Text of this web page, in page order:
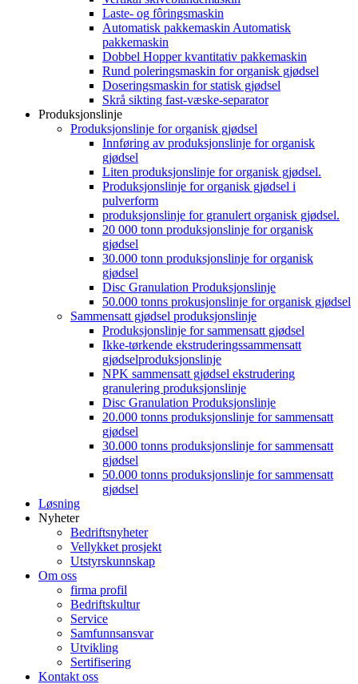
Laste- og fôringsmaskin
Automatisk pakkemaskin Automatisk
pakkemaskin
Dobbel Hopper kvantitativ pakkemaskin
Rund poleringsmaskin for organisk gjødsel
Doseringsmaskin for statisk gjødsel
Skrå sikting fast-væske-separator
Produksjonslinje
Produksjonslinje for organisk gjødsel
Innføring av produksjonslinje for organisk
gjødsel
Liten produksjonslinje for organisk gjødsel.
Produksjonslinje for organisk gjødsel i
pulverform
produksjonslinje for granulert organisk gjødsel.
20 000 tonn produksjonslinje for organisk
gjødsel
30.000 tonn produksjonslinje for organisk
gjødsel
Disc Granulation Produksjonslinje
50.000 tonns prokusjonslinje for organisk gjødsel
Sammensatt gjødsel produksjonslinje
Produksjonslinje for sammensatt gjødsel
Ikke-tørkende ekstruderingssammensatt
gjødselproduksjonslinje
NPK sammensatt gjødsel ekstrudering
granulering produksjonslinje
Disc Granulation Produksjonslinje
20.000 tonns produksjonslinje for sammensatt
gjødsel
30.000 tonns produksjonslinje for sammensatt
gjødsel
50.000 tonns produksjonslinje for sammensatt
gjødsel
Løsning
Nyheter
Bedriftsnyheter
Vellykket prosjekt
Utstyrskunnskap
Om oss
firma profil
Bedriftskultur
Service
Samfunnsansvar
Utvikling
Sertifisering
Kontakt oss